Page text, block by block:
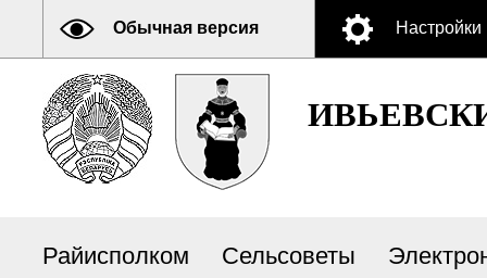
Обычная версия Настройки
Райисполком Сельсоветы